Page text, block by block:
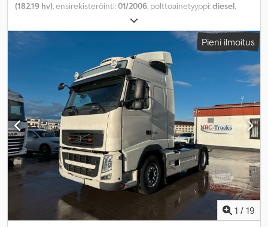
(182,19 hv), ensirekisteröinti:01/2006, polttoainetyyppi:diesel,
, seuraava tarkastus (TÜV):
harmaa, vaihteistotyyppi:mekaaninen, päästöluokka:euro2,
istuimien määrä:
, kuormatilan pituus:
, lastitilan leveys:2 500 mm, kuormatilan korkeus:
Pieni ilmoitus
1 / 19